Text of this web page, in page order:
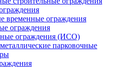
временные ограждения
ограждения
ограждения (ИСО)
парковочные